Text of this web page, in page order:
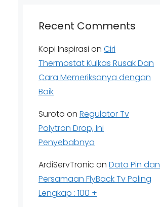
Recent Comments
Kopi Inspirasi on Ciri
Thermostat Kulkas Rusak Dan
Cara Memeriksanya dengan
Baik
Suroto on Regulator Tv
Polytron Drop, Ini
Penyebabnya
ArdiServTronic on Data Pin dan
Persamaan FlyBack Tv Paling
Lengkap : 100 +